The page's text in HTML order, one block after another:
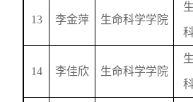
13 李金萍 生命科学学院
14 李佳欣 生命科学学院